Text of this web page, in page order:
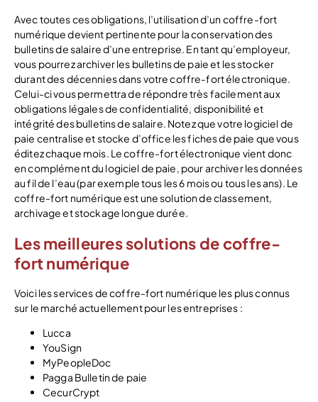
Avec toutes ces obligations, l’utilisation d’un coffre-fort
numérique devient pertinente pour la conservation des
bulletins de salaire d’une entreprise. En tant qu’employeur,
vous pourrez archiver les bulletins de paie et les stocker
durant des décennies dans votre coffre-fort électronique.
Celui-ci vous permettra de répondre très facilement aux
obligations légales de confidentialité, disponibilité et
intégrité des bulletins de salaire. Notez que votre logiciel de
paie centralise et stocke d’office les fiches de paie que vous
éditez chaque mois. Le coffre-fort électronique vient donc
en complément du logiciel de paie, pour archiver les données
au fil de l’eau (par exemple tous les 6 mois ou tous les ans). Le
coffre-fort numérique est une solution de classement,
archivage et stockage longue durée.
Les meilleures solutions de coffre-
fort numérique
Voici les services de coffre-fort numérique les plus connus
sur le marché actuellement pour les entreprises :
Lucca
YouSign
MyPeopleDoc
Pagga Bulletin de paie
CecurCrypt